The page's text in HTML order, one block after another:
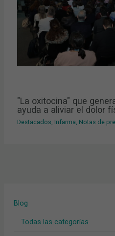
Blog
Todas las categorías
"La oxitocina" que
ayuda a aliviar el dolor
Destacados, Infarma, Notas de